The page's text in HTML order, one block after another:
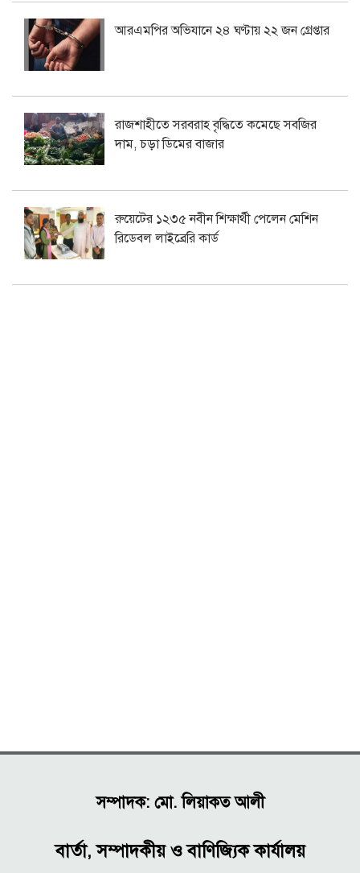
আরএমপির অভিযানে ২৪ ঘণ্টায় ২২ জন গ্রেপ্তার
রাজশাহীতে সরবরাহ বৃদ্ধিতে কমেছে সবজির
দাম, চড়া ডিমের বাজার
রুয়েটের ১২৩৫ নবীন শিক্ষার্থী পেলেন মেশিন
রিডেবল লাইব্রেরি কার্ড
সম্পাদক: মো. লিয়াকত আলী
বার্তা, সম্পাদকীয় ও বাণিজ্যিক কার্যালয়